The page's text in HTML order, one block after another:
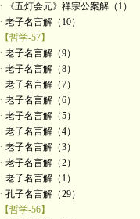
· 《五灯会元》禅宗公案解（1）
· 老子名言解（10）
【哲学-57】
· 老子名言解（9）
· 老子名言解（8）
· 老子名言解（7）
· 老子名言解（6）
· 老子名言解（5）
· 老子名言解（4）
· 老子名言解（3）
· 老子名言解（2）
· 老子名言解（1）
· 孔子名言解（29）
【哲学-56】